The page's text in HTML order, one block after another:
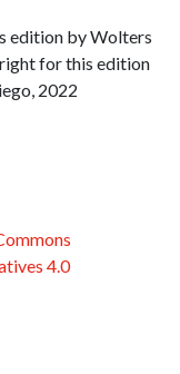
edition by Wolters
for this edition
2022
4.0